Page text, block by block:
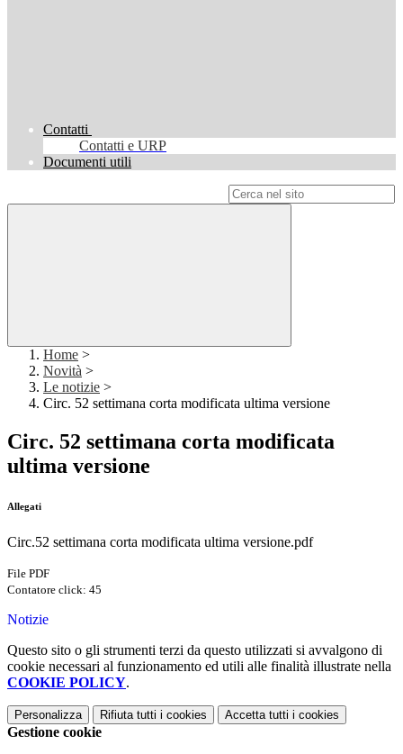
Contatti
Contatti e URP
Documenti utili
Home >
Novità >
Le notizie >
Circ. 52 settimana corta modificata ultima versione
Circ. 52 settimana corta modificata
ultima versione
Allegati
Circ.52 settimana corta modificata ultima versione.pdf
File PDF
Contatore click: 45
Notizie
Questo sito o gli strumenti terzi da questo utilizzati si avvalgono di
cookie necessari al funzionamento ed utili alle finalità illustrate nella
COOKIE POLICY.
Personalizza Rifiuta tutti i cookies Accetta tutti i cookies
Gestione cookie